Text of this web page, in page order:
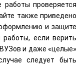
работы проверяется
также приведено
и защите
если верить
и даже «целые»
следует быть